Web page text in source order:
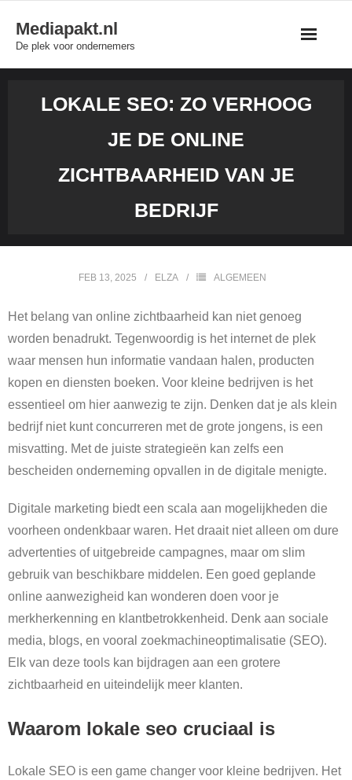
content
Mediapakt.nl
De plek voor ondernemers
LOKALE SEO: ZO VERHOOG
JE DE ONLINE
ZICHTBAARHEID VAN JE
BEDRIJF
FEB 13, 2025 ELZA ALGEMEEN
Het belang van online zichtbaarheid kan niet genoeg
worden benadrukt. Tegenwoordig is het internet de plek
waar mensen hun informatie vandaan halen, producten
kopen en diensten boeken. Voor kleine bedrijven is het
essentieel om hier aanwezig te zijn. Denken dat je als klein
bedrijf niet kunt concurreren met de grote jongens, is een
misvatting. Met de juiste strategieën kan zelfs een
bescheiden onderneming opvallen in de digitale menigte.
Digitale marketing biedt een scala aan mogelijkheden die
voorheen ondenkbaar waren. Het draait niet alleen om dure
advertenties of uitgebreide campagnes, maar om slim
gebruik van beschikbare middelen. Een goed geplande
online aanwezigheid kan wonderen doen voor je
merkherkenning en klantbetrokkenheid. Denk aan sociale
media, blogs, en vooral zoekmachineoptimalisatie (SEO).
Elk van deze tools kan bijdragen aan een grotere
zichtbaarheid en uiteindelijk meer klanten.
Waarom lokale seo cruciaal is
Lokale SEO is een game changer voor kleine bedrijven. Het